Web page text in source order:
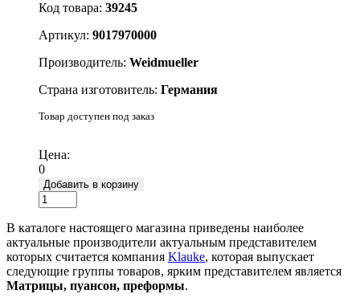
Код товара: 39245
Артикул: 9017970000
Производитель: Weidmueller
Страна изготовитель: Германия
Товар доступен под заказ
Цена:
0
Добавить в корзину
В каталоге настоящего магазина приведены наиболее
актуальные производители актуальным представителем
которых считается компания Klauke, которая выпускает
следующие группы товаров, ярким представителем является
Матрицы, пуансон, преформы.